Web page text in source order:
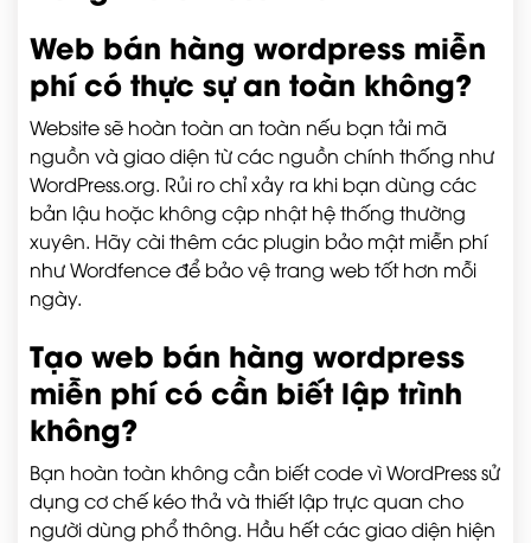
Web bán hàng wordpress miễn
phí có thực sự an toàn không?
Website sẽ hoàn toàn an toàn nếu bạn tải mã
nguồn và giao diện từ các nguồn chính thống như
WordPress.org. Rủi ro chỉ xảy ra khi bạn dùng các
bản lậu hoặc không cập nhật hệ thống thường
xuyên. Hãy cài thêm các plugin bảo mật miễn phí
như Wordfence để bảo vệ trang web tốt hơn mỗi
ngày.
Tạo web bán hàng wordpress
miễn phí có cần biết lập trình
không?
Bạn hoàn toàn không cần biết code vì WordPress sử
dụng cơ chế kéo thả và thiết lập trực quan cho
người dùng phổ thông. Hầu hết các giao diện hiện